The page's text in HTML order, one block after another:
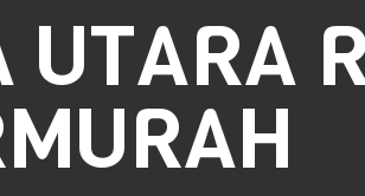
UTARA